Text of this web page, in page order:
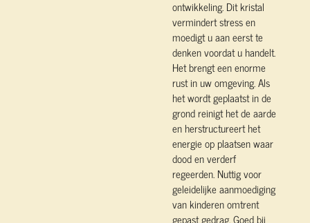
ontwikkeling. Dit kristal
vermindert stress en
moedigt u aan eerst te
denken voordat u handelt.
Het brengt een enorme
rust in uw omgeving. Als
het wordt geplaatst in de
grond reinigt het de aarde
en herstructureert het
energie op plaatsen waar
dood en verderf
regeerden. Nuttig voor
geleidelijke aanmoediging
van kinderen omtrent
gepast gedrag. Goed bij